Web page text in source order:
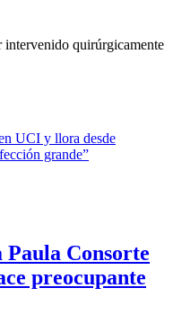
intervenido quirúrgicamente
Paula Consorte
preocupante